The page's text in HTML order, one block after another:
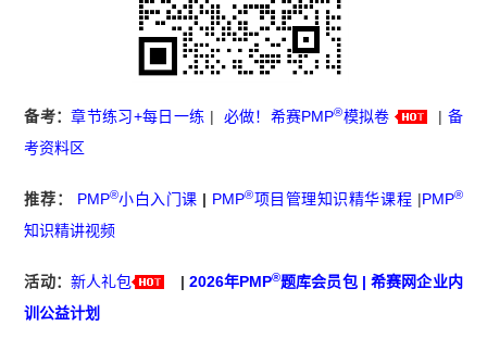
备考：章节练习+每日一练 | 必做！希赛PMP®模拟卷 | 备
考资料区
推荐： PMP®小白入门课 | PMP®项目管理知识精华课程 |PMP®
知识精讲视频
活动： 新人礼包 | 2026年PMP®题库会员包 | 希赛网企业内
训公益计划